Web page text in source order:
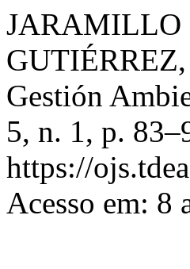
JARAMILLO
GUTIÉRREZ,
Gestión
5, n. 1, p.
https://
Acesso em: 8